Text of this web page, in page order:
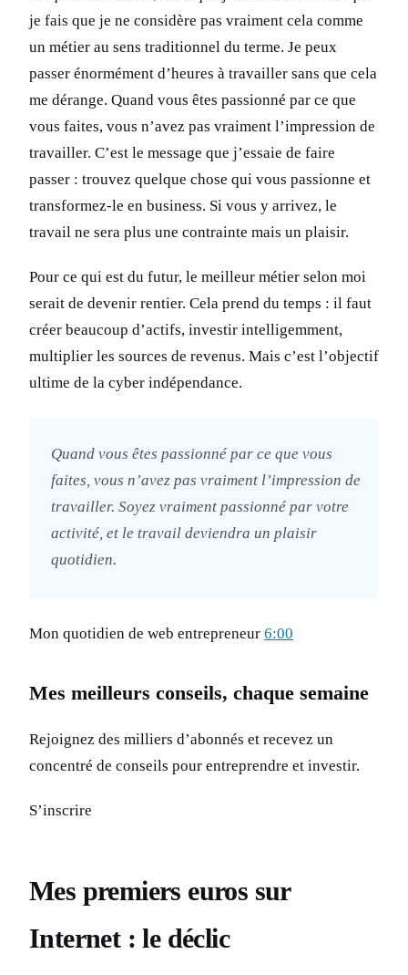
je fais que je ne considère pas vraiment cela comme
un métier au sens traditionnel du terme. Je peux
passer énormément d’heures à travailler sans que cela
me dérange. Quand vous êtes passionné par ce que
vous faites, vous n’avez pas vraiment l’impression de
travailler. C’est le message que j’essaie de faire
passer : trouvez quelque chose qui vous passionne et
transformez-le en business. Si vous y arrivez, le
travail ne sera plus une contrainte mais un plaisir.
Pour ce qui est du futur, le meilleur métier selon moi
serait de devenir rentier. Cela prend du temps : il faut
créer beaucoup d’actifs, investir intelligemment,
multiplier les sources de revenus. Mais c’est l’objectif
ultime de la cyber indépendance.
Quand vous êtes passionné par ce que vous
faites, vous n’avez pas vraiment l’impression de
travailler. Soyez vraiment passionné par votre
activité, et le travail deviendra un plaisir
quotidien.
Mon quotidien de web entrepreneur 6:00
Mes meilleurs conseils, chaque semaine
Rejoignez des milliers d’abonnés et recevez un
concentré de conseils pour entreprendre et investir.
S’inscrire
Mes premiers euros sur
Internet : le déclic